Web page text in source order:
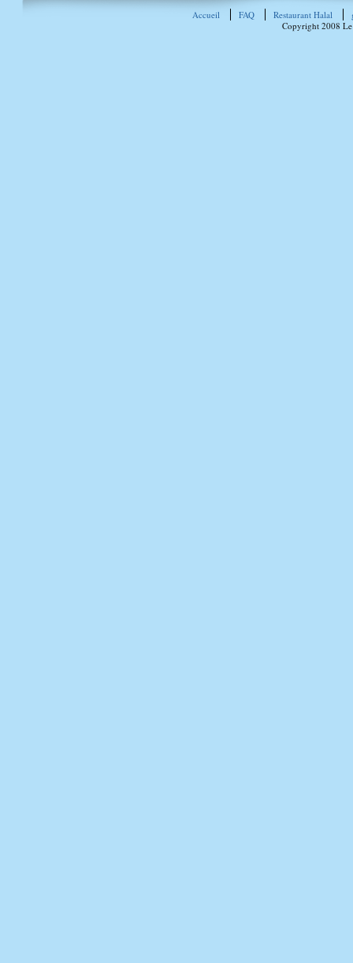
Accueil FAQ Restaurant Halal
Copyright 2008